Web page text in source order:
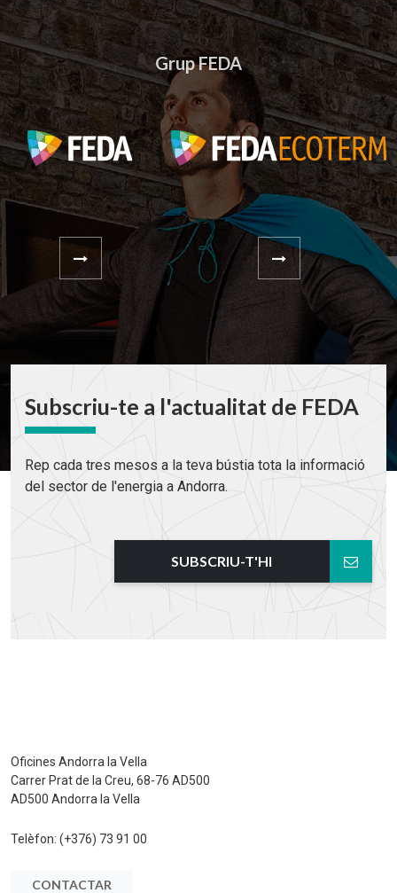
Grup FEDA
Subscriu-te a l'actualitat de FEDA
Rep cada tres mesos a la teva bústia tota la informació
del sector de l'energia a Andorra.
SUBSCRIU-T'HI
Oficines Andorra la Vella
Carrer Prat de la Creu, 68-76 AD500
AD500 Andorra la Vella
Telèfon: (+376) 73 91 00
CONTACTAR